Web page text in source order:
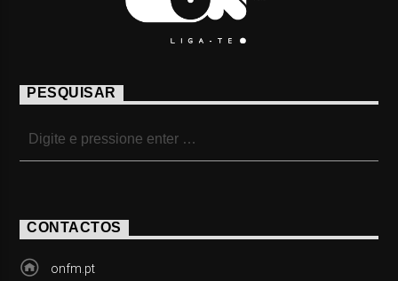
PESQUISAR
CONTACTOS
onfm.pt